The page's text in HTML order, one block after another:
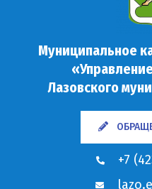
Муниципальное
Лазовского
+7